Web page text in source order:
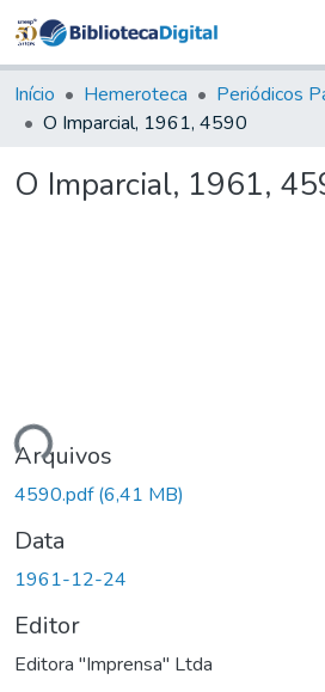
&
Coleções
Tudo na
Digital
Início Hemeroteca Periódicos
O Imparcial, 1961, 4590
O Imparcial, 1961,
Arquivos
4590.pdf(6,41 MB)
Data
1961-12-24
Editor
Editora "Imprensa" Ltda